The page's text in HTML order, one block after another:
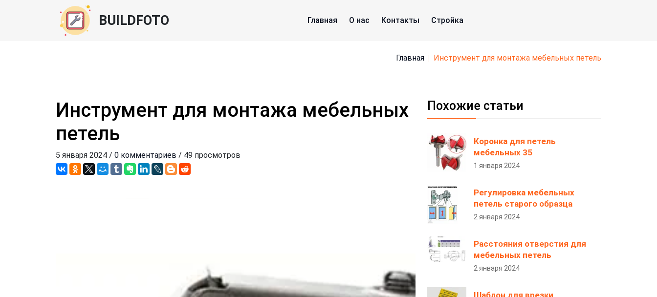
BUILDFOTO Главная О нас Контакты Стройка
Главная инструмент для монтажа мебельных петель
Инструмент для монтажа мебельных
петель
5 января 2024 / 0 комментариев / 49 просмотров
Похожие статьи
Коронка для петель
мебельных 35
1 января 2024
Регулировка мебельных
петель старого образца
2 января 2024
Расстояния отверстия для
мебельных петель
2 января 2024
Шаблон для врезки